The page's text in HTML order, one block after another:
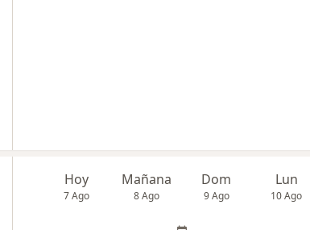
Hoy
7 Ago
Mañana
8 Ago
Dom
9 Ago
Lun
10 Ago